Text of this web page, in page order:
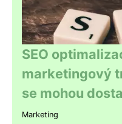
SEO
marketingový
se mohou
Marketing